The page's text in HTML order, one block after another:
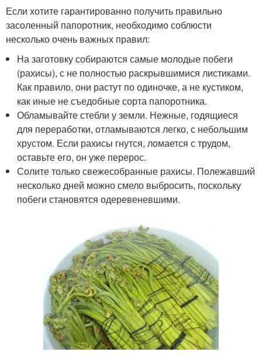
Если хотите гарантированно получить правильно
засоленный папоротник, необходимо соблюсти
несколько очень важных правил:
На заготовку собираются самые молодые побеги
(рахисы), с не полностью раскрывшимися листиками.
Как правило, они растут по одиночке, а не кустиком,
как иные не съедобные сорта папоротника.
Обламывайте стебли у земли. Нежные, годящиеся
для переработки, отламываются легко, с небольшим
хрустом. Если рахисы гнутся, ломается с трудом,
оставьте его, он уже перерос.
Солите только свежесобранные рахисы. Полежавший
несколько дней можно смело выбросить, поскольку
побеги становятся одеревеневшими.